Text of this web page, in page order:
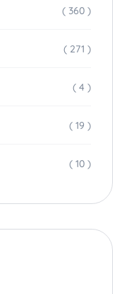
( 360 )
( 271 )
( 4 )
( 19 )
( 10 )